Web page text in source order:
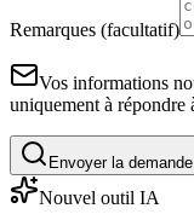
Remarques (facultatif)
Vos informations
uniquement à répondre
Envoyer la demande
Nouvel outil IA